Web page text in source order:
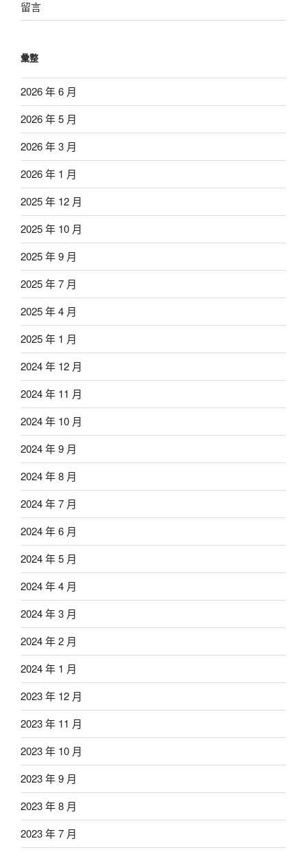
留言
彙整
2026 年 6 月
2026 年 5 月
2026 年 3 月
2026 年 1 月
2025 年 12 月
2025 年 10 月
2025 年 9 月
2025 年 7 月
2025 年 4 月
2025 年 1 月
2024 年 12 月
2024 年 11 月
2024 年 10 月
2024 年 9 月
2024 年 8 月
2024 年 7 月
2024 年 6 月
2024 年 5 月
2024 年 4 月
2024 年 3 月
2024 年 2 月
2024 年 1 月
2023 年 12 月
2023 年 11 月
2023 年 10 月
2023 年 9 月
2023 年 8 月
2023 年 7 月